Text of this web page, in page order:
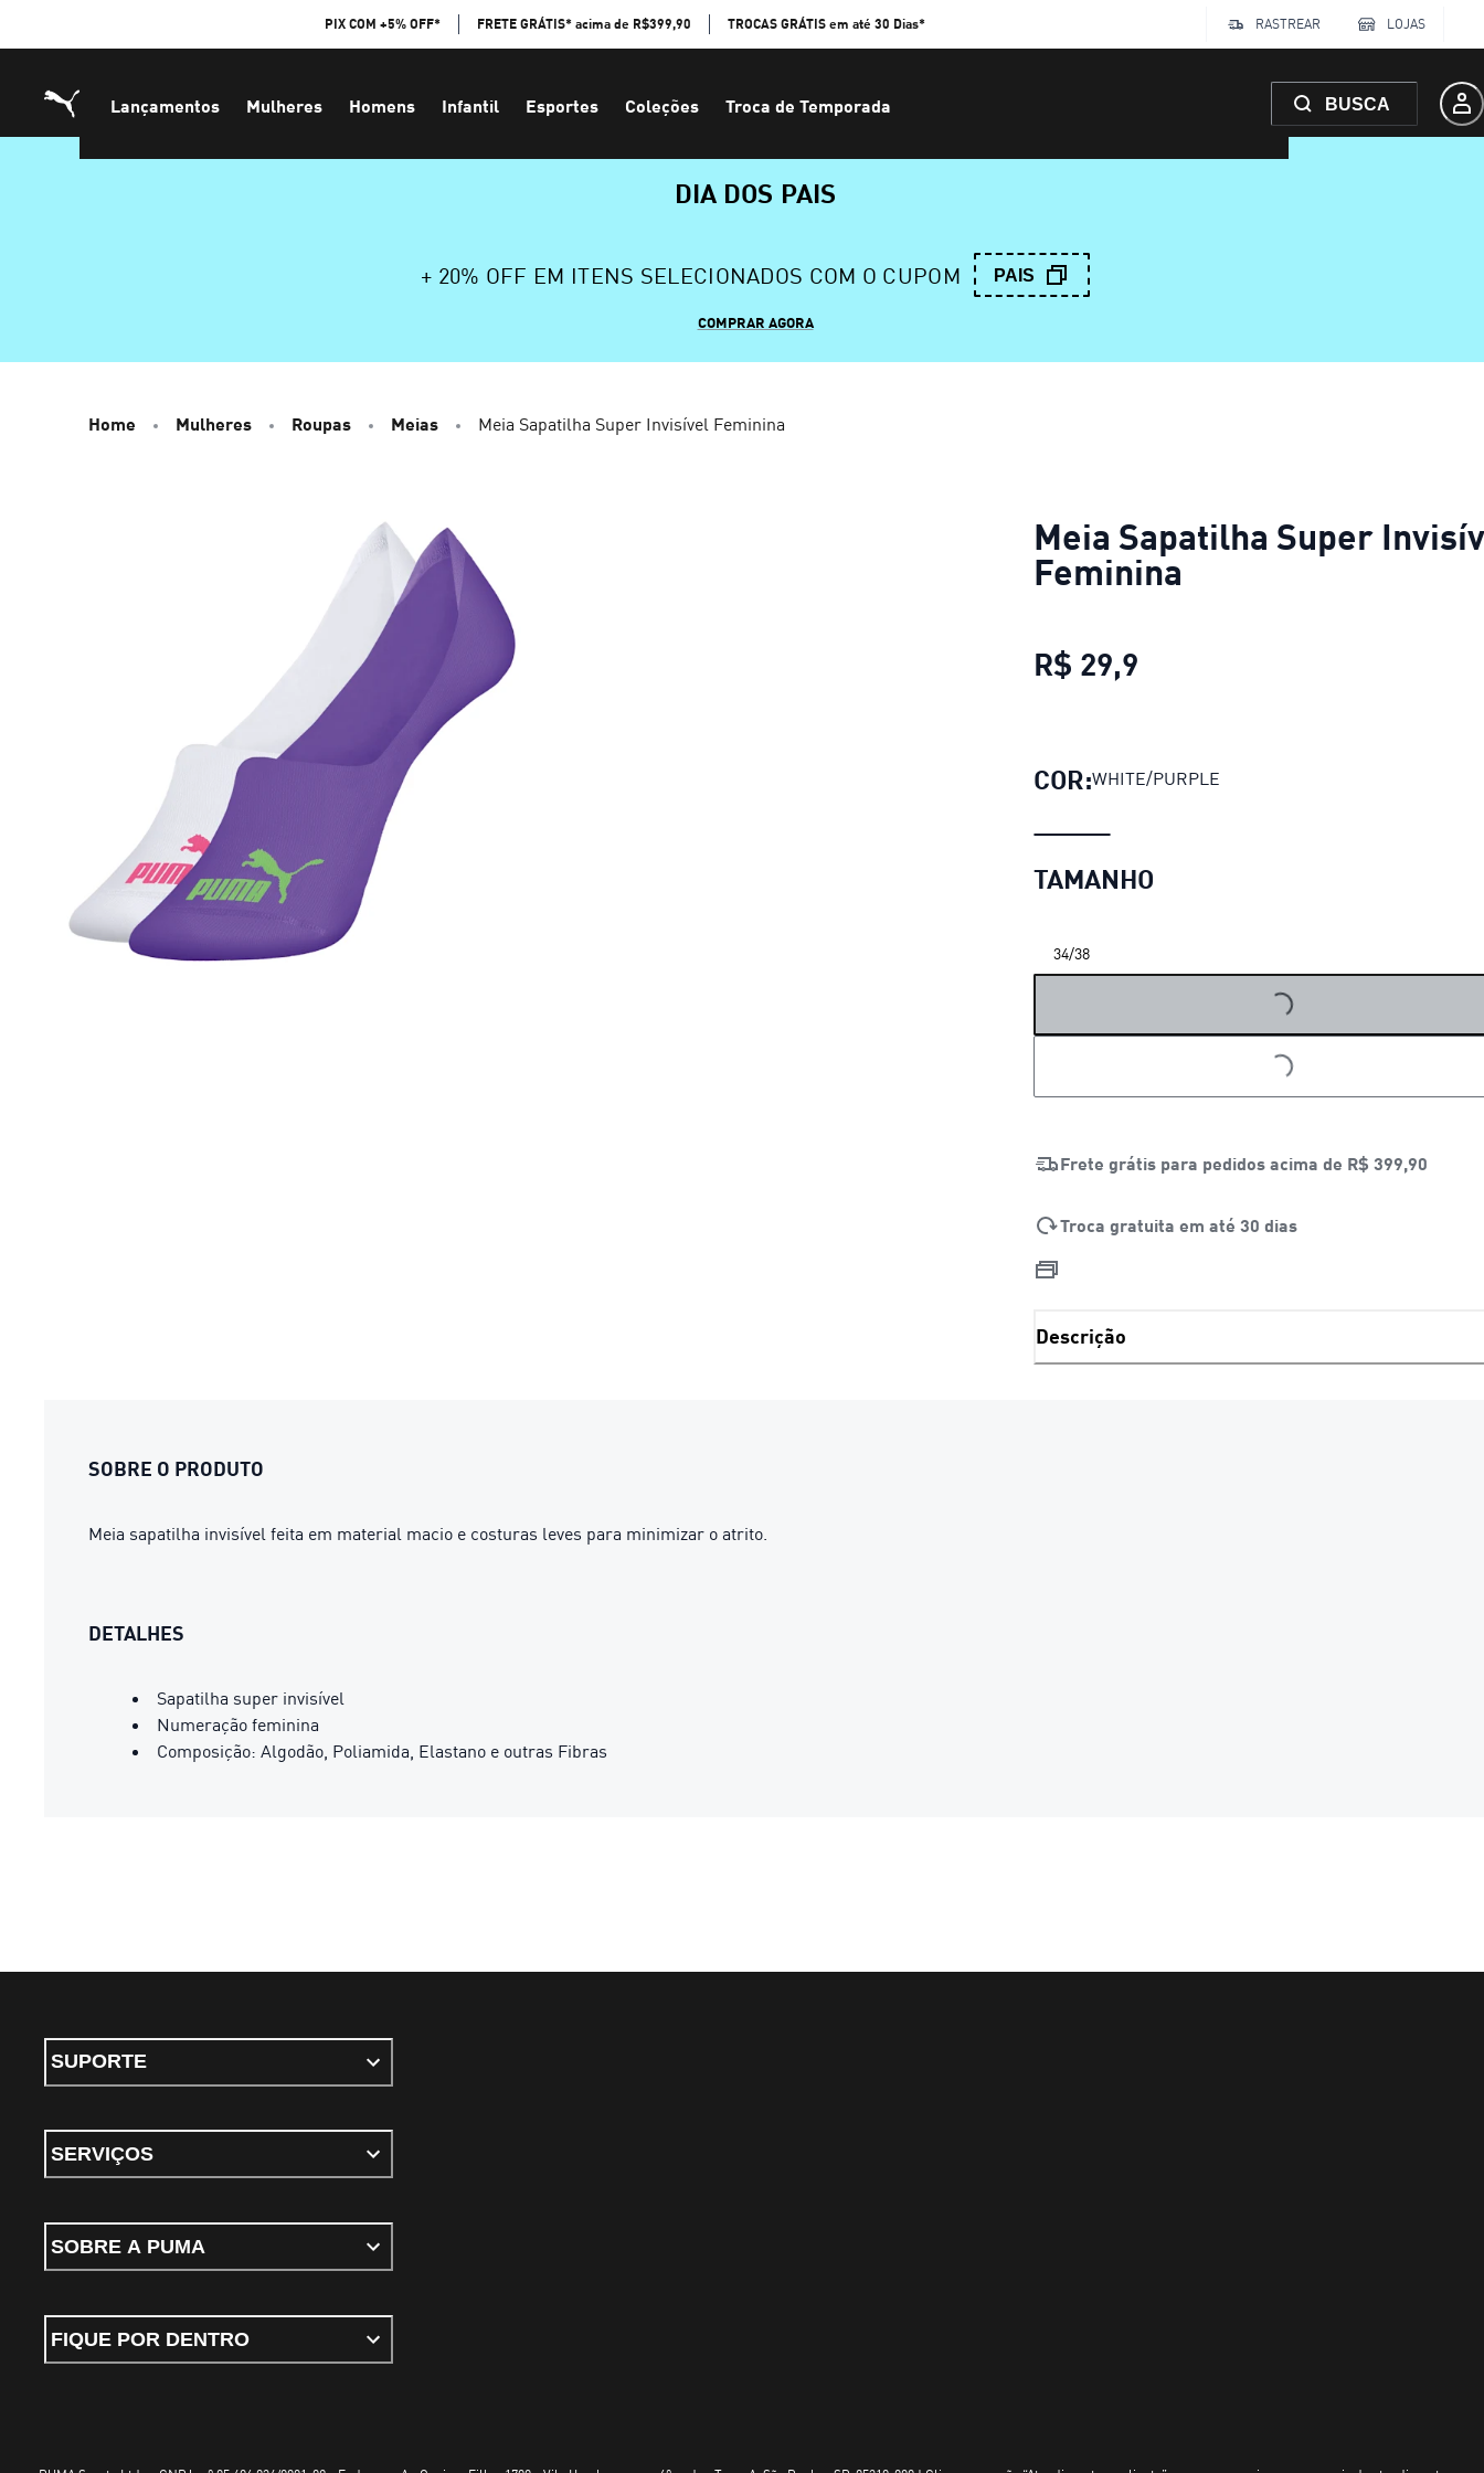
PIX COM +5% OFF* FRETE GRÁTIS* acima de R$399,90 TROCAS GRÁTIS em até 30 Dias* RASTREAR LOJAS
Lançamentos Mulheres Homens Infantil Esportes Coleções Troca de Temporada BUSCA
DIA DOS PAIS
+ 20% OFF EM ITENS SELECIONADOS COM O CUPOM PAIS
COMPRAR AGORA
Home Mulheres Roupas Meias Meia Sapatilha Super Invisível Feminina
Meia Sapatilha Super
Feminina
R$ 29,9
COR:WHITE/PURPLE
TAMANHO
34/38
LOADING...
LOADING...
Frete grátis para pedidos acima de R$ 399,90
Troca gratuita em até 30 dias
Descrição
SOBRE O PRODUTO
Meia sapatilha invisível feita em material macio e costuras leves para minimizar o atrito.
DETALHES
Sapatilha super invisível
Numeração feminina
Composição: Algodão, Poliamida, Elastano e outras Fibras
SUPORTE
SERVIÇOS
SOBRE A PUMA
FIQUE POR DENTRO